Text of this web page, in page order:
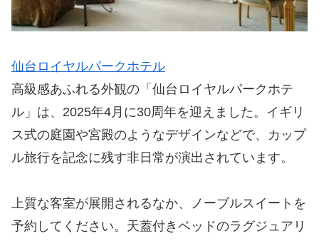
仙台ロイヤルパークホテル
高級感あふれる外観の「仙台ロイヤルパークホテ
ル」は、2025年4月に30周年を迎えました。イギリ
ス式の庭園や宮殿のようなデザインなどで、カップ
ル旅行を記念に残す非日常が演出されています。
上質な客室が展開されるなか、ノーブルスイートを
予約してください。天蓋付きベッドのラグジュアリ